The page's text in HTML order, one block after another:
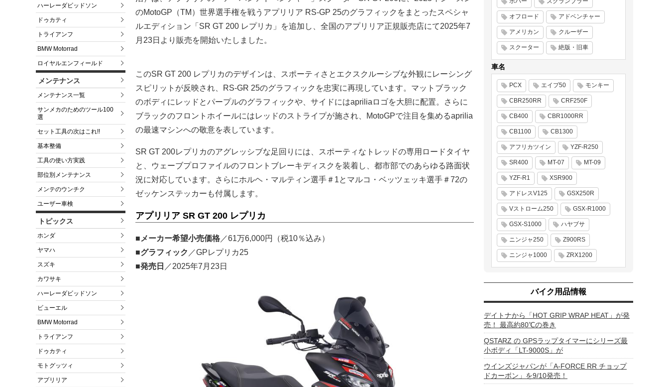
ハーレーダビッドソン
ドゥカティ
トライアンフ
BMW Motorrad
ロイヤルエンフィールド
メンテナンス
メンテナンス一覧
サンメカのためのツール100
選
セット工具の次はこれ!!
基本整備
工具の使い方実践
部位別メンテナンス
メンテのウンチク
ユーザー車検
トピックス
ホンダ
ヤマハ
スズキ
カワサキ
ハーレーダビッドソン
ビューエル
BMW Motorrad
トライアンフ
ドゥカティ
モトグッツィ
アプリリア
のMotoGP（TM）世界選手権を戦うアプリリア RS-GP 25のグラフィックをまとったスペシャ
ルエディション「SR GT 200 レプリカ」を追加し、全国のアプリリア正規販売店にて2025年7
月23日より販売を開始いたしました。
このSR GT 200 レプリカのデザインは、スポーティさとエクスクルーシブな外観にレーシング
スピリットが反映され、RS-GR 25のグラフィックを忠実に再現しています。マットブラック
のボディにレッドとパープルのグラフィックや、サイドにはapriliaロゴを大胆に配置。さらに
ブラックのフロントホイールにはレッドのストライプが施され、MotoGPで注目を集めるaprilia
の最速マシンへの敬意を表しています。
SR GT 200レプリカのアグレッシブな足回りには、スポーティなトレッドの専用ロードタイヤ
と、ウェーブプロファイルのフロントブレーキディスクを装着し、都市部でのあらゆる路面状
況に対応しています。さらにホルヘ・マルティン選手＃1とマルコ・ベッツェッキ選手＃72の
ゼッケンステッカーも付属します。
アプリリア SR GT 200 レプリカ
■メーカー希望小売価格 ／61万6,000円（税10％込み）
■グラフィック ／GPレプリカ25
■発売日 ／2025年7月23日
オフロード アドベンチャー
アメリカン クルーザー
スクーター 絶版・旧車
車名
PCX エイプ50 モンキー
CBR250RR CRF250F
CB400 CBR1000RR
CB1100 CB1300
アフリカツイン YZF-R250
SR400 MT-07 MT-09
YZF-R1 XSR900
アドレスV125 GSX250R
Vストローム250 GSX-R1000
GSX-S1000 ハヤブサ
ニンジャ250 Z900RS
ニンジャ1000 ZRX1200
バイク用品情報
デイトナから「HOT GRIP WRAP HEAT」が発
売！ 最高約80℃の巻き
QSTARZ の GPSラップタイマーにシリーズ最
小ボディ「LT-9000S」が
ウインズジャパンが「A-FORCE RR チョップ
ドカーボン」を9/10発売！